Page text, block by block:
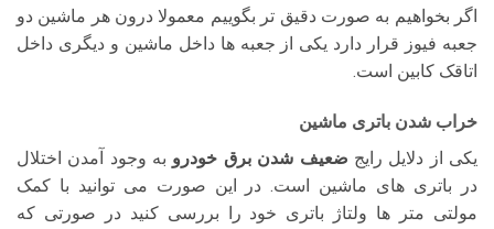
اگر بخواهیم به صورت دقیق تر بگوییم معمولا درون هر ماشین دو
جعبه فیوز قرار دارد یکی از جعبه ها داخل ماشین و دیگری داخل
اتاقک کابین است.
خراب شدن باتری ماشین
یکی از دلایل رایج ضعیف شدن برق خودرو به وجود آمدن اختلال
در باتری های ماشین است. در این صورت می توانید با کمک
مولتی متر ها ولتاژ باتری خود را بررسی کنید در صورتی که